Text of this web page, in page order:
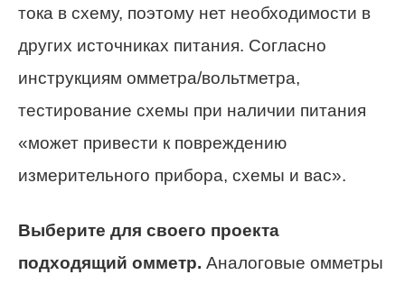
тока в схему, поэтому нет необходимости в
других источниках питания. Согласно
инструкциям омметра/вольтметра,
тестирование схемы при наличии питания
«может привести к повреждению
измерительного прибора, схемы и вас».
Выберите для своего проекта
подходящий омметр. Аналоговые омметры